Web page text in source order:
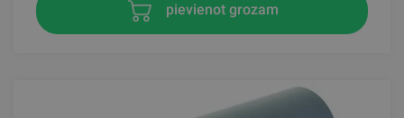
pievienot grozam